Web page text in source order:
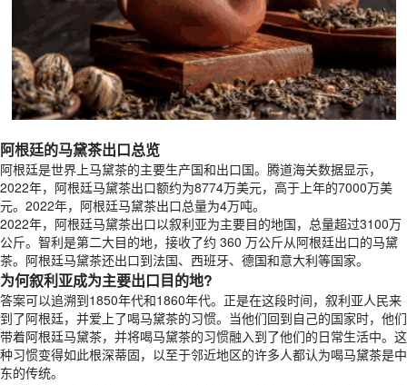
阿根廷的马黛茶出口总览
阿根廷是世界上马黛茶的主要生产国和出口国。腾道海关数据显示，
2022年，阿根廷马黛茶出口额约为8774万美元，高于上年的7000万美
元。2022年，阿根廷马黛茶出口总量为4万吨。
2022年，阿根廷马黛茶出口以叙利亚为主要目的地国，总量超过3100万
公斤。智利是第二大目的地，接收了约 360 万公斤从阿根廷出口的马黛
茶。阿根廷马黛茶还出口到法国、西班牙、德国和意大利等国家。
为何叙利亚成为主要出口目的地?
答案可以追溯到1850年代和1860年代。正是在这段时间，叙利亚人民来
到了阿根廷，并爱上了喝马黛茶的习惯。当他们回到自己的国家时，他们
带着阿根廷马黛茶，并将喝马黛茶的习惯融入到了他们的日常生活中。这
种习惯变得如此根深蒂固，以至于邻近地区的许多人都认为喝马黛茶是中
东的传统。